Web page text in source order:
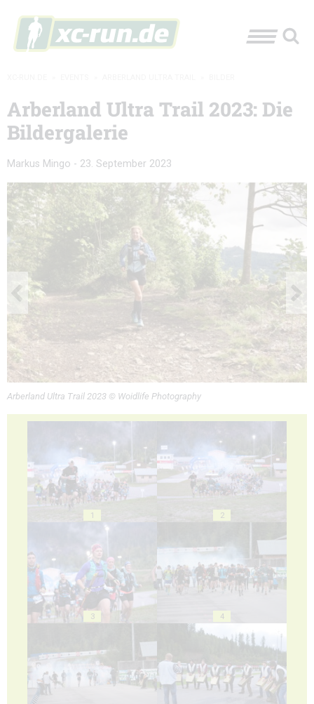
Arberland Ultra Trail 2023: Die
Bildergalerie
Markus Mingo - 23. September 2023
Arberland Ultra Trail 2023 © Woidlife Photography
1 2
3 4